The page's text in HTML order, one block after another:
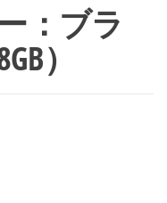
：ブラ
）